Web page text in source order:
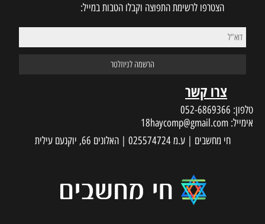
הצטרפו לרשימת התפוצה וקבלו הטבות במייל:
צרו קשר
טלפון: 052-6869366
אימייל: 18haycomp@gmail.com
חי מחשבים | ע.מ 025574724 | האלונים 66, יוקנעם עילית